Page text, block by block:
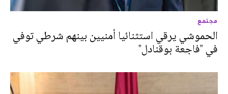
مجتمع
الحموشي يرقي استثنائيا أمنيين بينهم شرطي توفي
في "فاجعة بوقنادل"